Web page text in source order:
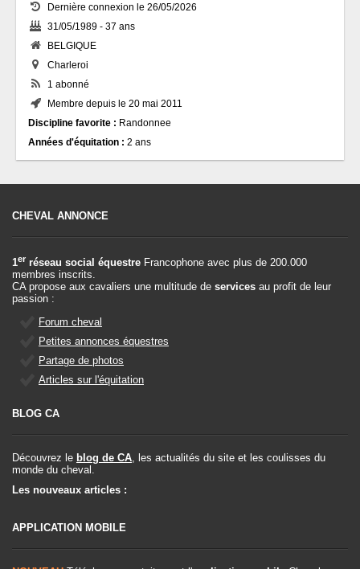
Dernière connexion le 26/05/2026
31/05/1989 - 37 ans
BELGIQUE
Charleroi
1 abonné
Membre depuis le 20 mai 2011
Discipline favorite : Randonnee
Années d'équitation : 2 ans
CHEVAL ANNONCE
1er réseau social équestre Francophone avec plus de 200.000
membres inscrits.
CA propose aux cavaliers une multitude de services au profit de leur
passion :
Forum cheval
Petites annonces équestres
Partage de photos
Articles sur l'équitation
BLOG CA
Découvrez le blog de CA, les actualités du site et les coulisses du
monde du cheval.
Les nouveaux articles :
APPLICATION MOBILE